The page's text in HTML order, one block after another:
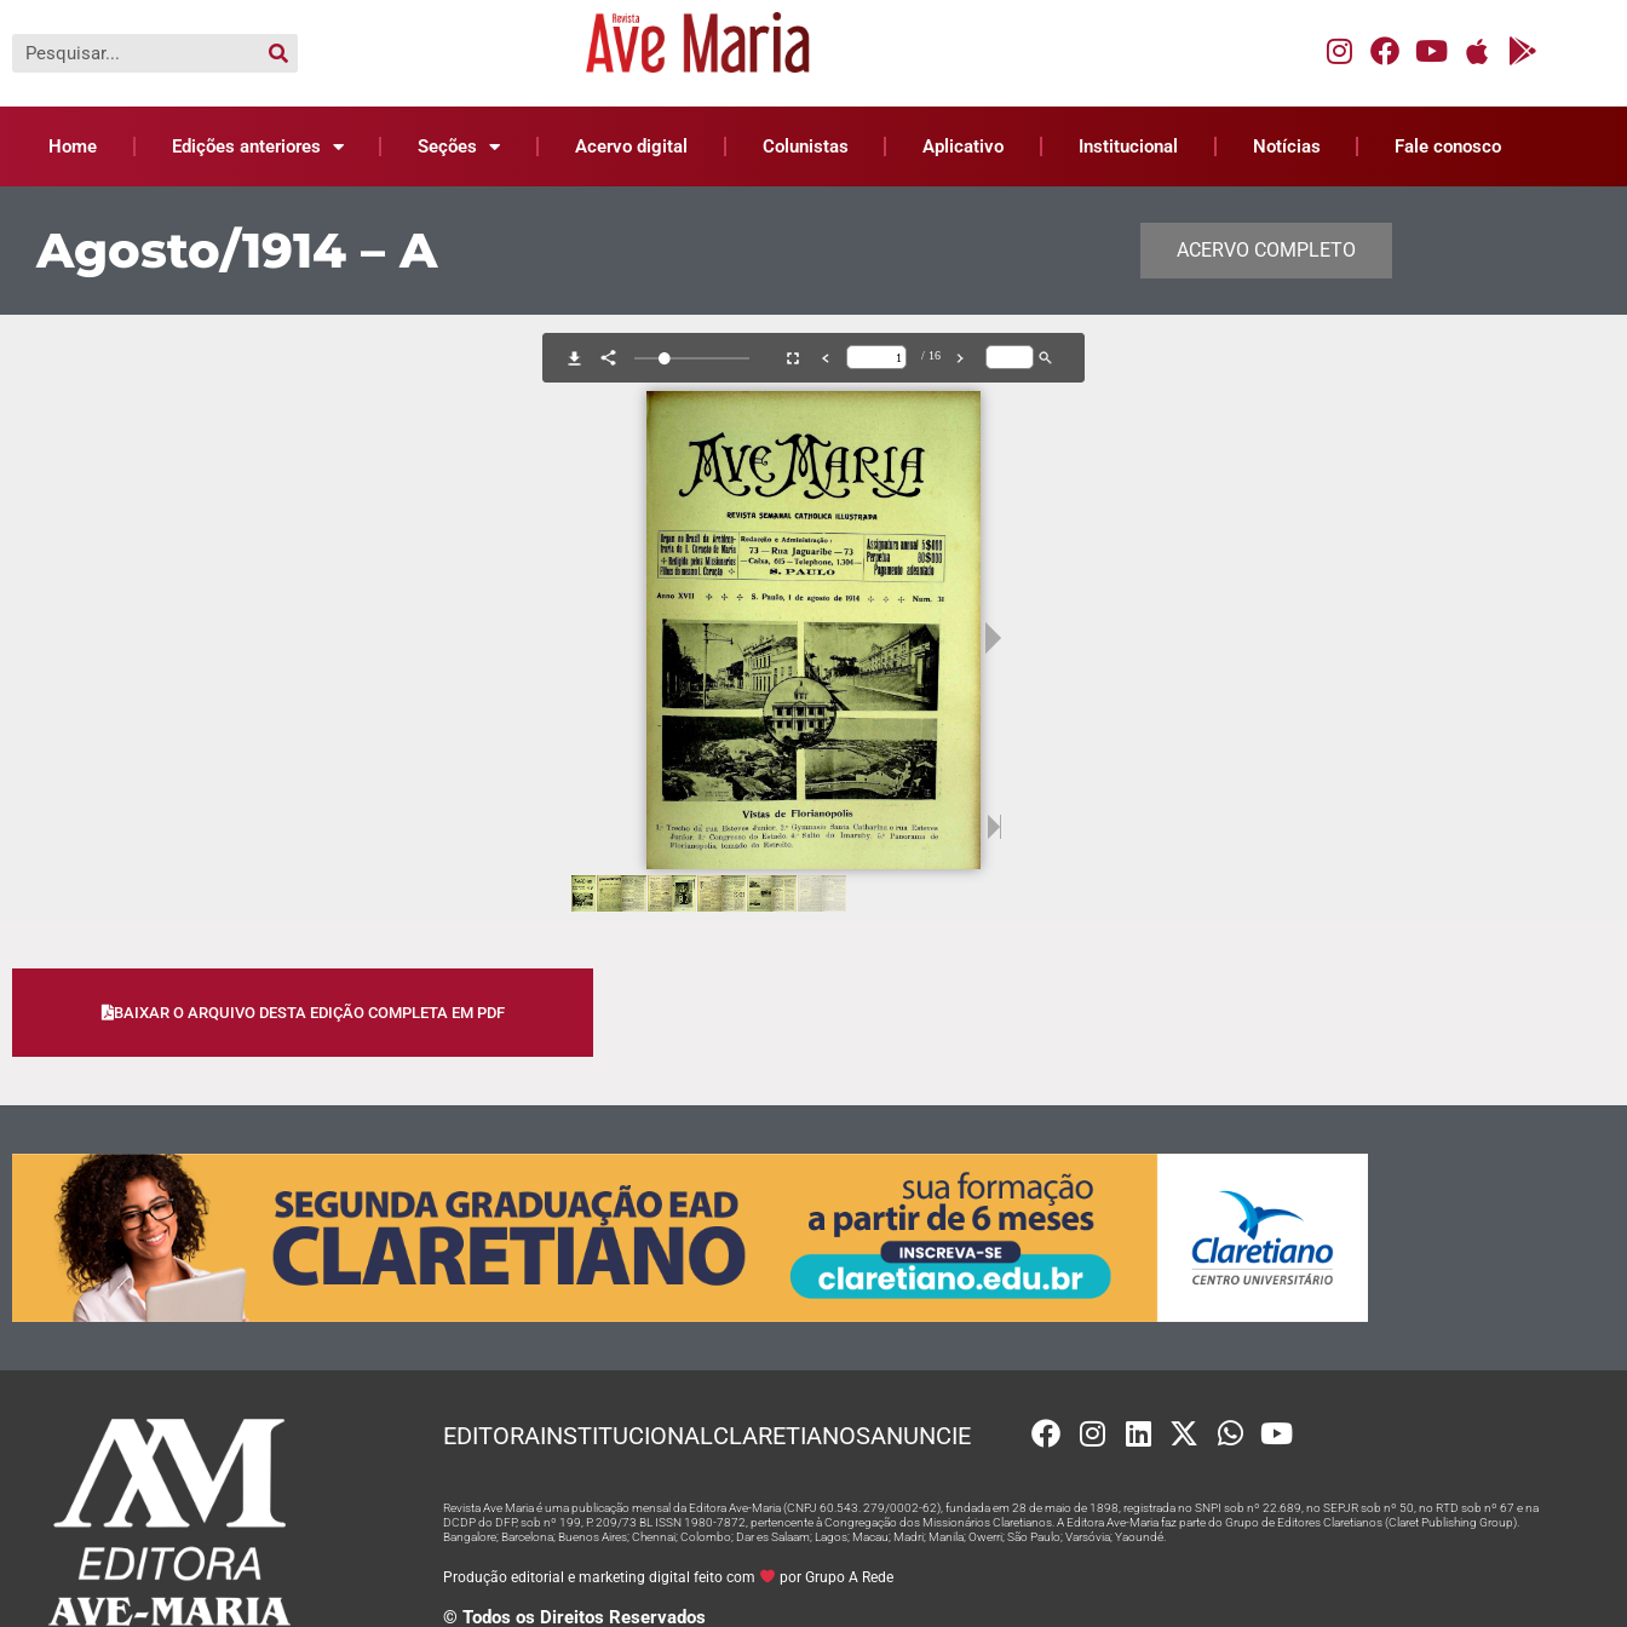
Home Edições anteriores Seções Acervo digital Colunistas Aplicativo Institucional Notícias Fale conosco
Agosto/1914 – A ACERVO COMPLETO
BAIXAR O ARQUIVO DESTA EDIÇÃO COMPLETA EM PDF
EDITORAINSTITUCIONALCLARETIANOSANUNCIE
Revista Ave Maria é uma publicação mensal da Editora Ave-Maria (CNPJ 60.543. 279/0002-62), fundada em 28 de maio de 1898, registrada no SNPI sob nº 22.689, no SEPJR sob nº 50, no RTD sob nº 67 e na
DCDP do DFP, sob nº 199, P. 209/73 BL ISSN 1980-7872, pertencente à Congregação dos Missionários Claretianos. A Editora Ave-Maria faz parte do Grupo de Editores Claretianos (Claret Publishing Group).
Bangalore; Barcelona; Buenos Aires; Chennai; Colombo; Dar es Salaam; Lagos; Macau; Madri; Manila; Owerri; São Paulo; Varsóvia; Yaoundé.
Produção editorial e marketing digital feito com por Grupo A Rede
© Todos os Direitos Reservados